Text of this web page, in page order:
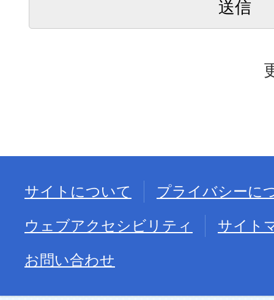
サイトについて
プライバシーに
ウェブアクセシビリティ
サイト
お問い合わせ